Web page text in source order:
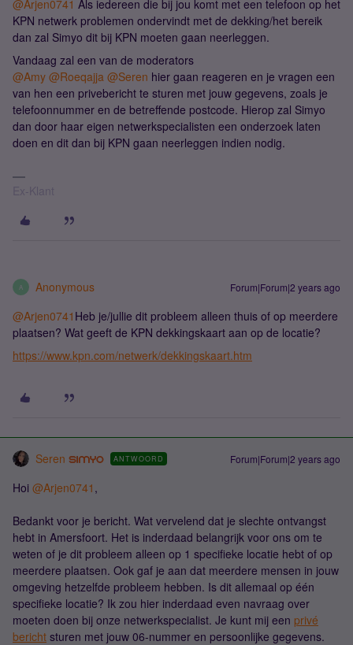
@Arjen0741 Als iedereen die bij jou komt met een telefoon op het
KPN netwerk problemen ondervindt met de dekking/het bereik
dan zal Simyo dit bij KPN moeten gaan neerleggen.
Vandaag zal een van de moderators
@Amy @Roeqajja @Seren hier gaan reageren en je vragen een
van hen een privebericht te sturen met jouw gegevens, zoals je
telefoonnummer en de betreffende postcode. Hierop zal Simyo
dan door haar eigen netwerkspecialisten een onderzoek laten
doen en dit dan bij KPN gaan neerleggen indien nodig.
Ex-Klant
A Anonymous Forum|Forum|2 years ago
@Arjen0741 Heb je/jullie dit probleem alleen thuis of op meerdere
plaatsen? Wat geeft de KPN dekkingskaart aan op de locatie?
https://www.kpn.com/netwerk/dekkingskaart.htm
Seren ANTWOORD Forum|Forum|2 years ago
Hoi @Arjen0741 ,
Bedankt voor je bericht. Wat vervelend dat je slechte ontvangst
hebt in Amersfoort. Het is inderdaad belangrijk voor ons om te
weten of je dit probleem alleen op 1 specifieke locatie hebt of op
meerdere plaatsen. Ook gaf je aan dat meerdere mensen in jouw
omgeving hetzelfde probleem hebben. Is dit allemaal op één
specifieke locatie? Ik zou hier inderdaad even navraag over
moeten doen bij onze netwerkspecialist. Je kunt mij een privé
bericht sturen met jouw 06-nummer en persoonlijke gegevens.